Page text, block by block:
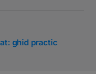
ghid practic